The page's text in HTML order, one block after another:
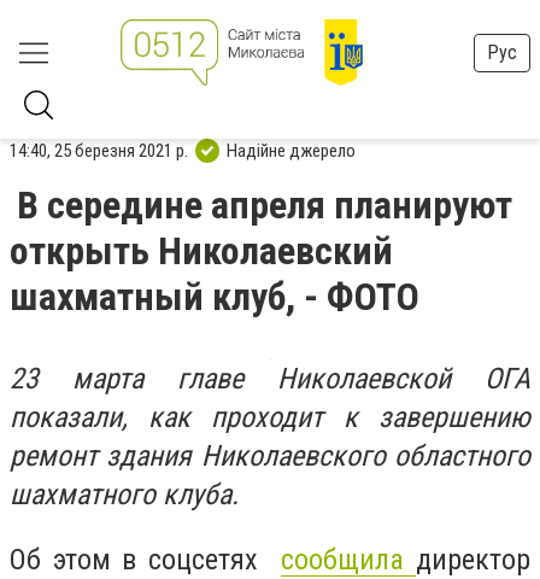
Рус
14:40, 25 березня 2021 р. Надійне джерело
В середине апреля планируют
открыть Николаевский
шахматный клуб, - ФОТО
23 марта главе Николаевской ОГА
показали, как проходит к завершению
ремонт здания Николаевского областного
шахматного клуба.
Об этом в соцсетях сообщила директор